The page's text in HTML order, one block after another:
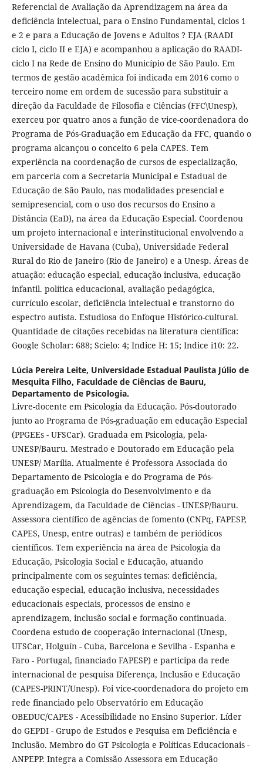
Referencial de Avaliação da Aprendizagem na área da
deficiência intelectual, para o Ensino Fundamental, ciclos 1
e 2 e para a Educação de Jovens e Adultos ? EJA (RAADI
ciclo I, ciclo II e EJA) e acompanhou a aplicação do RAADI-
ciclo I na Rede de Ensino do Município de São Paulo. Em
termos de gestão acadêmica foi indicada em 2016 como o
terceiro nome em ordem de sucessão para substituir a
direção da Faculdade de Filosofia e Ciências (FFC\Unesp),
exerceu por quatro anos a função de vice-coordenadora do
Programa de Pós-Graduação em Educação da FFC, quando o
programa alcançou o conceito 6 pela CAPES. Tem
experiência na coordenação de cursos de especialização,
em parceria com a Secretaria Municipal e Estadual de
Educação de São Paulo, nas modalidades presencial e
semipresencial, com o uso dos recursos do Ensino a
Distância (EaD), na área da Educação Especial. Coordenou
um projeto internacional e interinstitucional envolvendo a
Universidade de Havana (Cuba), Universidade Federal
Rural do Rio de Janeiro (Rio de Janeiro) e a Unesp. Áreas de
atuação: educação especial, educação inclusiva, educação
infantil. política educacional, avaliação pedagógica,
currículo escolar, deficiência intelectual e transtorno do
espectro autista. Estudiosa do Enfoque Histórico-cultural.
Quantidade de citações recebidas na literatura científica:
Google Scholar: 688; Scielo: 4; Indice H: 15; Indice i10: 22.
Lúcia Pereira Leite, Universidade Estadual Paulista Júlio de
Mesquita Filho, Faculdade de Ciências de Bauru,
Departamento de Psicologia.
Livre-docente em Psicologia da Educação. Pós-doutorado
junto ao Programa de Pós-graduação em educação Especial
(PPGEEs - UFSCar). Graduada em Psicologia, pela-
UNESP/Bauru. Mestrado e Doutorado em Educação pela
UNESP/ Marília. Atualmente é Professora Associada do
Departamento de Psicologia e do Programa de Pós-
graduação em Psicologia do Desenvolvimento e da
Aprendizagem, da Faculdade de Ciências - UNESP/Bauru.
Assessora científico de agências de fomento (CNPq, FAPESP,
CAPES, Unesp, entre outras) e também de periódicos
científicos. Tem experiência na área de Psicologia da
Educação, Psicologia Social e Educação, atuando
principalmente com os seguintes temas: deficiência,
educação especial, educação inclusiva, necessidades
educacionais especiais, processos de ensino e
aprendizagem, inclusão social e formação continuada.
Coordena estudo de cooperação internacional (Unesp,
UFSCar, Holguín - Cuba, Barcelona e Sevilha - Espanha e
Faro - Portugal, financiado FAPESP) e participa da rede
internacional de pesquisa Diferença, Inclusão e Educação
(CAPES-PRINT/Unesp). Foi vice-coordenadora do projeto em
rede financiado pelo Observatório em Educação
OBEDUC/CAPES - Acessibilidade no Ensino Superior. Líder
do GEPDI - Grupo de Estudos e Pesquisa em Deficiência e
Inclusão. Membro do GT Psicologia e Políticas Educacionais -
ANPEPP. Integra a Comissão Assessora em Educação